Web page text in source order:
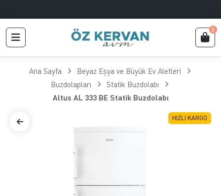
0
Ana Sayfa
Beyaz Eşya ve Büyük Ev Aletleri
Buzdolapları
Statik Buzdolabı
Altus AL 333 BE Statik Buzdolabı
HIZLI KARGO